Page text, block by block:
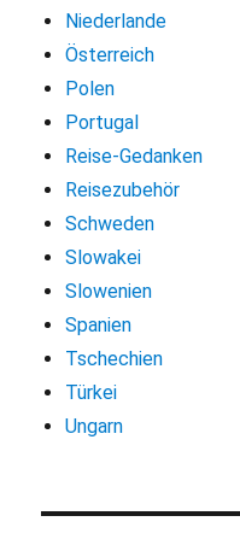
Niederlande
Österreich
Polen
Portugal
Reise-Gedanken
Reisezubehör
Schweden
Slowakei
Slowenien
Spanien
Tschechien
Türkei
Ungarn